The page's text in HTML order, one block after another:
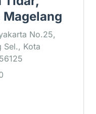
Magelang
No.25,
Sel., Kota